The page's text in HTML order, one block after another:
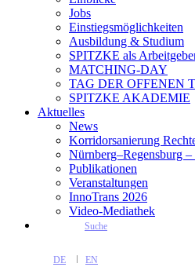
Jobs
Einstiegsmöglichkeiten
Ausbildung & Studium
SPITZKE als
MATCHING-DAY
TAG DER OFFENEN
SPITZKE AKADEMIE
Aktuelles
News
Korridorsanierung
Nürnberg–Regensburg
Publikationen
Veranstaltungen
InnoTrans 2026
Video-Mediathek
Suche
DE EN